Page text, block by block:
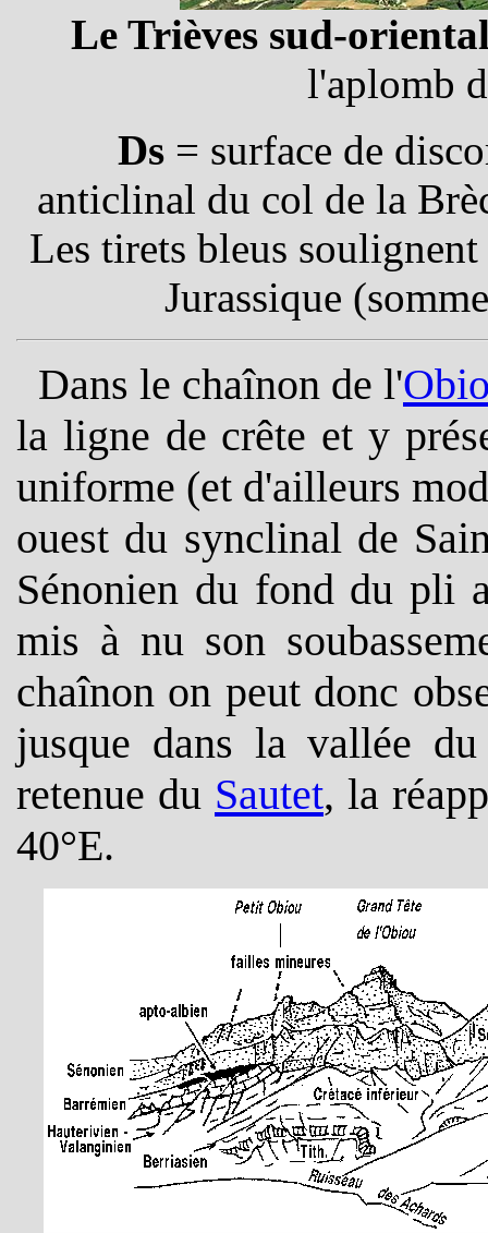
Le Trièves sud-
l'aplomb
Ds = surface de
anticlinal du col de la
Les tirets bleus
Jurassique
Dans le chaînon de l'
la ligne de crête et y
uniforme (et d'ailleurs
ouest du synclinal de
Sénonien du fond du pli
mis à nu son
chaînon on peut donc
jusque dans la vallée
retenue du Sautet, la
40°E.